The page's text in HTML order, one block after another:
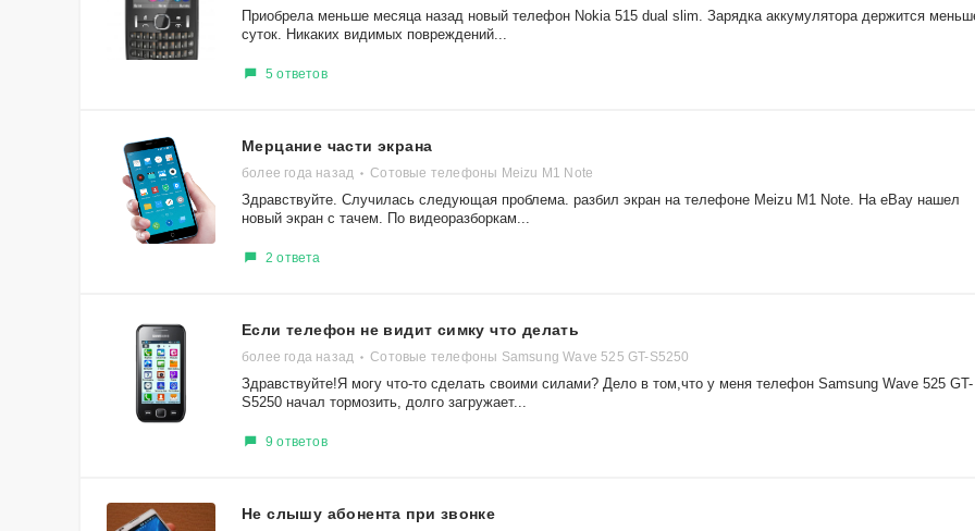
Приобрела меньше месяца назад новый телефон Nokia 515 dual slim. Зарядка аккумулятора держится
суток. Никаких видимых повреждений...
5 ответов
Мерцание части экрана
более года назад Сотовые телефоны Meizu M1 Note
Здравствуйте. Случилась следующая проблема. разбил экран на телефоне Meizu M1 Note. На eBay нашел
новый экран с тачем. По видеоразборкам...
2 ответа
Если телефон не видит симку что делать
более года назад Сотовые телефоны Samsung Wave 525 GT-S5250
Здравствуйте!Я могу что-то сделать своими силами? Дело в том,что у меня телефон Samsung Wave 525 GT-
S5250 начал тормозить, долго загружает...
9 ответов
Не слышу абонента при звонке